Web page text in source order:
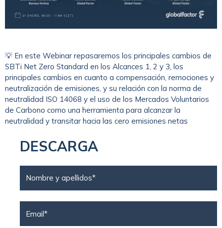
💡 En este Webinar repasaremos los principales cambios de
SBTi Net Zero Standard en los Alcances 1, 2 y 3, los
principales cambios en cuanto a compensación, remociones y
neutralización de emisiones, y su relación con la norma de
neutralidad ISO 14068 y el uso de los Mercados Voluntarios
de Carbono como una herramienta para alcanzar la
neutralidad y transitar hacia las cero emisiones netas
DESCARGA